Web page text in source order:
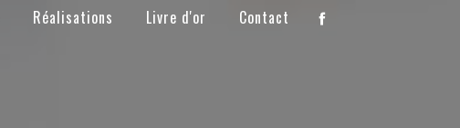
Réalisations Livre d'or Contact